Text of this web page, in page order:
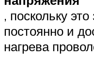
, поскольку
постоянно и
нагрева